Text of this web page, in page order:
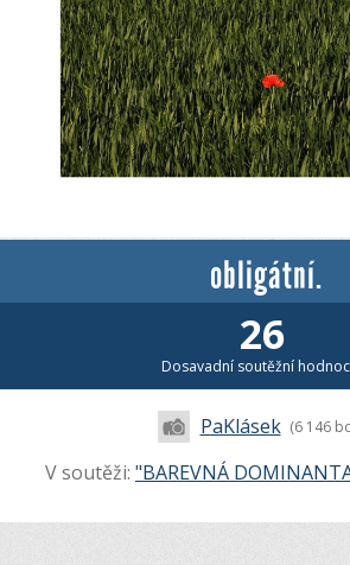
obligátní.
26
Dosavadní soutěžní
PaKlásek (6 146
V soutěži: "BAREVNÁ